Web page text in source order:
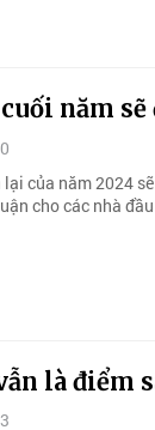
năm sẽ
của năm 2024
cho các nhà
là điểm